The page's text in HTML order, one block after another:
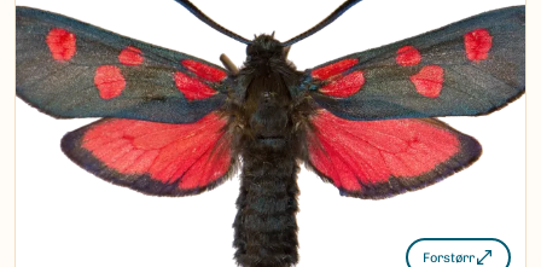
Forstørr